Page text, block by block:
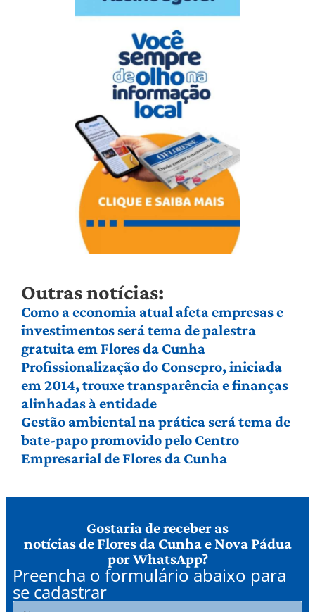
Outras notícias:
Como a economia atual afeta empresas e
investimentos será tema de palestra
gratuita em Flores da Cunha
Profissionalização do Consepro, iniciada
em 2014, trouxe transparência e finanças
alinhadas à entidade
Gestão ambiental na prática será tema de
bate-papo promovido pelo Centro
Empresarial de Flores da Cunha
Gostaria de receber as
notícias de Flores da Cunha e Nova Pádua
por WhatsApp?
Preencha o formulário abaixo para
se cadastrar